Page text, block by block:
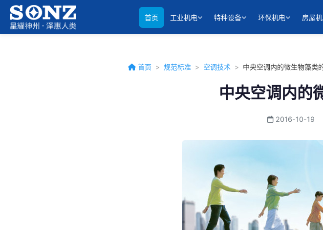
首页 工业机电 特种设备 环保机电 房屋
首页 > 规范标准 > 空调技术 > 中央空调内的微生物藻类
中央空调内的
2016-10-19